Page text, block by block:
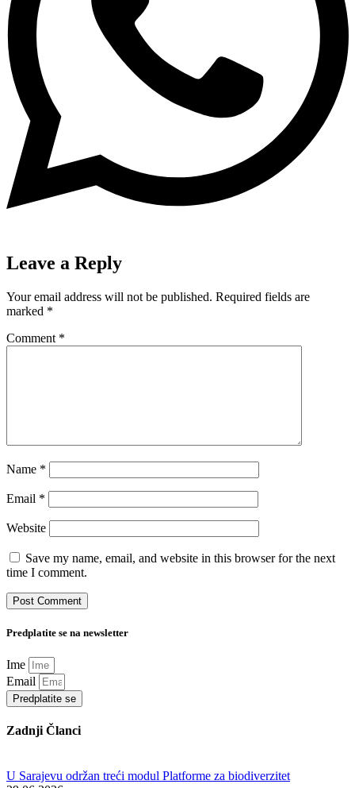
Leave a Reply
Your email address will not be published. Required fields are
marked *
Comment *
Name *
Email *
Website
Save my name, email, and website in this browser for the next
time I comment.
Predplatite se na newsletter
Ime
Email
Predplatite se
Zadnji Članci
U Sarajevu održan treći modul Platforme za biodiverzitet